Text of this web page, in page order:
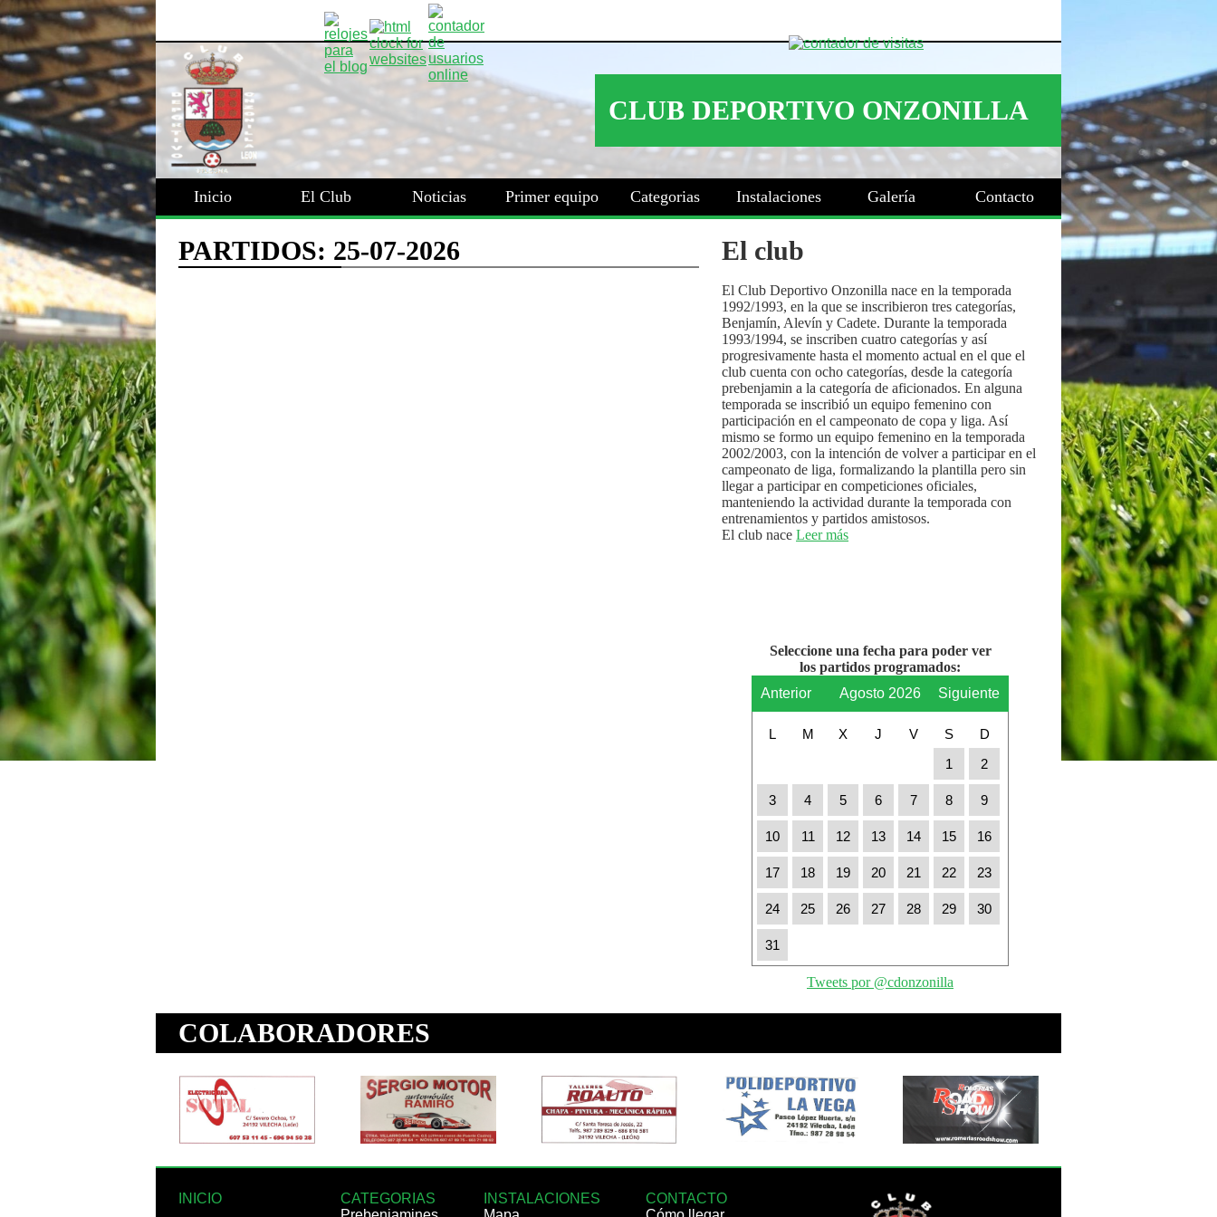
Inicio El Club Noticias Primer equipo Categorias Instalaciones Galería Contacto
El club
El Club Deportivo Onzonilla nace en la temporada
1992/1993, en la que se inscribieron tres categorías,
Benjamín, Alevín y Cadete. Durante la temporada
1993/1994, se inscriben cuatro categorías y así
progresivamente hasta el momento actual en el que el
club cuenta con ocho categorías, desde la categoría
prebenjamin a la categoría de aficionados. En alguna
temporada se inscribió un equipo femenino con
participación en el campeonato de copa y liga. Así
mismo se formo un equipo femenino en la temporada
2002/2003, con la intención de volver a participar en el
campeonato de liga, formalizando la plantilla pero sin
llegar a participar en competiciones oficiales,
manteniendo la actividad durante la temporada con
entrenamientos y partidos amistosos.
El club nace Leer más
Seleccione una fecha para poder ver
los partidos programados:
Anterior
Agosto 2026 Siguiente
L M X J V S
D
1
2
3 4 5 6 7 8 9
10 11 12 13 14 15 16
17 18 19 20 21 22 23
24 25 26 27 28 29 30
31
Tweets por @cdonzonilla
INICIO
CATEGORIAS
INSTALACIONES
CONTACTO